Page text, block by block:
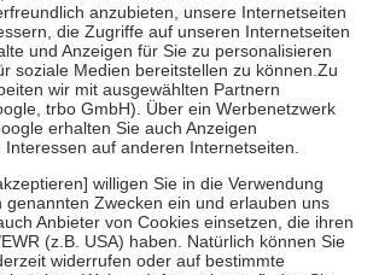
zu entrichten.
grundsätzlich auch für Online-Apotheken.
Krankenpflege beträgt die
der Kosten sowie zehn Euro je
der Versicherten für ihre eigene Gesundheit zu
Stellung der Familie zu unterstützen,
an bei:
bis zum vollendeten 18. Lebensjahr
Vorsorge und Früherkennung, die von der